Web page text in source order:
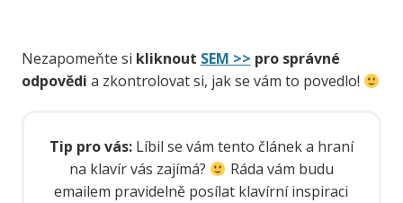
Nezapomeňte si kliknout SEM >> pro správné
odpovědi a zkontrolovat si, jak se vám to povedlo!
Tip pro vás:Líbil se vám tento článek a hraní
na klavír vás zajímá?
Ráda vám budu
emailem pravidelně posílat klavírní inspiraci